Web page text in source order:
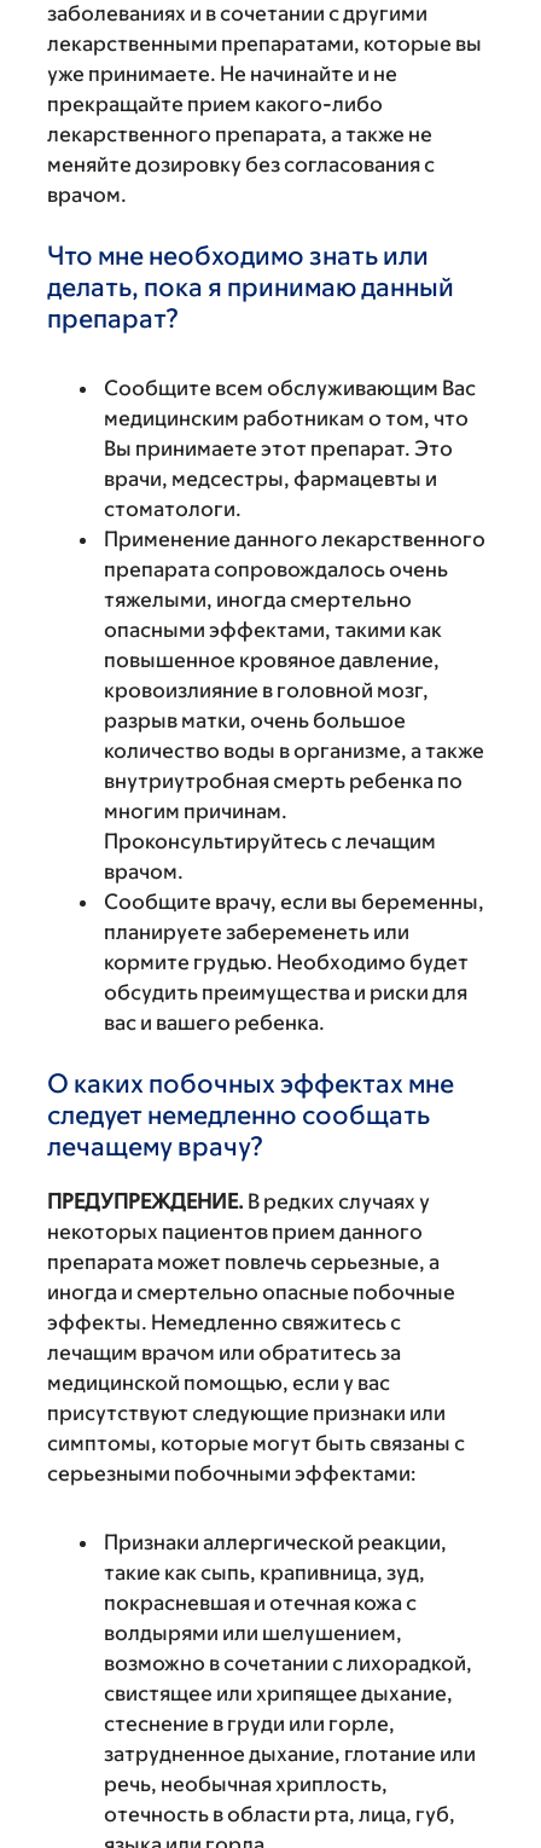
заболеваниях и в сочетании с другими
лекарственными препаратами, которые вы
уже принимаете. Не начинайте и не
прекращайте прием какого-либо
лекарственного препарата, а также не
меняйте дозировку без согласования с
врачом.
Что мне необходимо знать или
делать, пока я принимаю данный
препарат?
Сообщите всем обслуживающим Вас
медицинским работникам о том, что
Вы принимаете этот препарат. Это
врачи, медсестры, фармацевты и
стоматологи.
Применение данного лекарственного
препарата сопровождалось очень
тяжелыми, иногда смертельно
опасными эффектами, такими как
повышенное кровяное давление,
кровоизлияние в головной мозг,
разрыв матки, очень большое
количество воды в организме, а также
внутриутробная смерть ребенка по
многим причинам.
Проконсультируйтесь с лечащим
врачом.
Сообщите врачу, если вы беременны,
планируете забеременеть или
кормите грудью. Необходимо будет
обсудить преимущества и риски для
вас и вашего ребенка.
О каких побочных эффектах мне
следует немедленно сообщать
лечащему врачу?
ПРЕДУПРЕЖДЕНИЕ. В редких случаях у
некоторых пациентов прием данного
препарата может повлечь серьезные, а
иногда и смертельно опасные побочные
эффекты. Немедленно свяжитесь с
лечащим врачом или обратитесь за
медицинской помощью, если у вас
присутствуют следующие признаки или
симптомы, которые могут быть связаны с
серьезными побочными эффектами:
Признаки аллергической реакции,
такие как сыпь, крапивница, зуд,
покрасневшая и отечная кожа с
волдырями или шелушением,
возможно в сочетании с лихорадкой,
свистящее или хрипящее дыхание,
стеснение в груди или горле,
затрудненное дыхание, глотание или
речь, необычная хриплость,
отечность в области рта, лица, губ,